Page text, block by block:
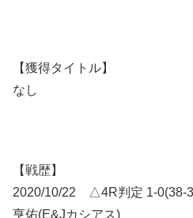
【獲得タイトル】
なし
【戦歴】
2020/10/22 △4R判定 1-0(38-
亨佑(E&Jカシアス)